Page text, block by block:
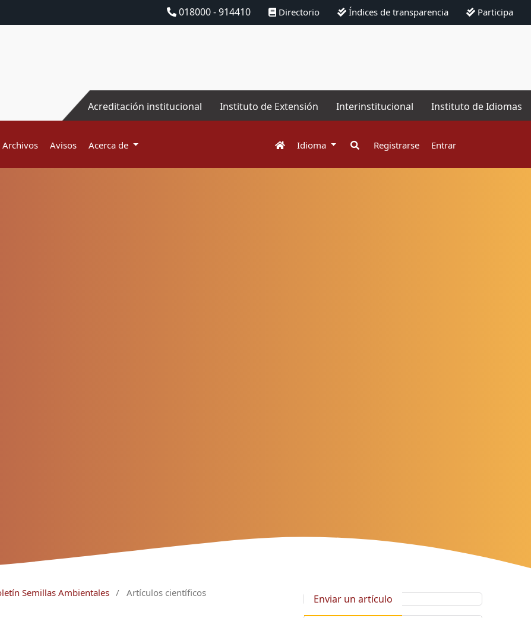
018000 - 914410 Directorio Índices de transparencia Participa
Acreditación institucional Instituto de Extensión Interinstitucional Instituto de Idiomas
Archivos Avisos Acerca de Idioma Registrarse Entrar
Semillas Ambientales / Artículos científicos Enviar un artículo